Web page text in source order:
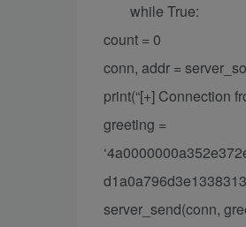
while True:
count = 0
conn, addr =
print(“[+] Connection
greeting =
server_send(conn,